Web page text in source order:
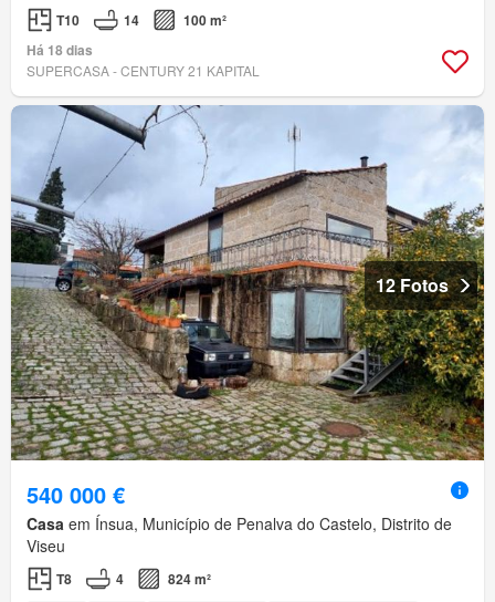
T10 14
100 m²
Há 18 dias
SUPERCASA - CENTURY 21 KAPITAL
12 Fotos
540 000 €
Casa em Ínsua, Município de Penalva do Castelo, Distrito de
Viseu
T8 4 824 m²